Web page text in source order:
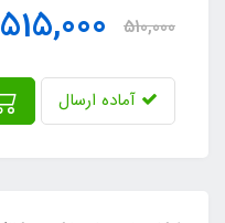
510,000
515,000
آماده ارسال